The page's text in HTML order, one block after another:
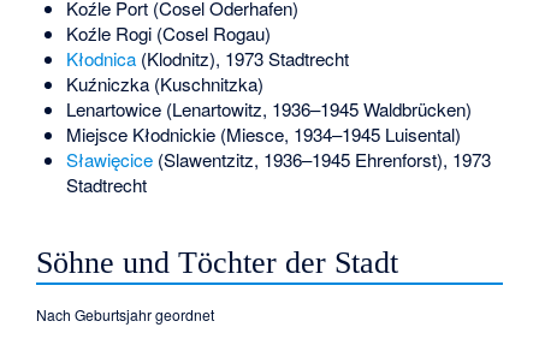
Koźle Port (Cosel Oderhafen)
Koźle Rogi (Cosel Rogau)
Kłodnica(Klodnitz), 1973 Stadtrecht
Kuźniczka (Kuschnitzka)
Lenartowice (Lenartowitz, 1936–1945 Waldbrücken)
Miejsce Kłodnickie (Miesce, 1934–1945 Luisental)
Sławięcice(Slawentzitz, 1936–1945 Ehrenforst), 1973
Stadtrecht
Söhne und Töchter der Stadt
Nach Geburtsjahr geordnet